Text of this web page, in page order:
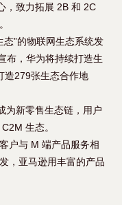
，致力拓展 2B 和 2C
”的物联网生态系统发
布，华为将持续打造生
造279张生态合作地
为新零售生态链，用户
生态。
户与 M 端产品服务相
，亚马逊用丰富的产品